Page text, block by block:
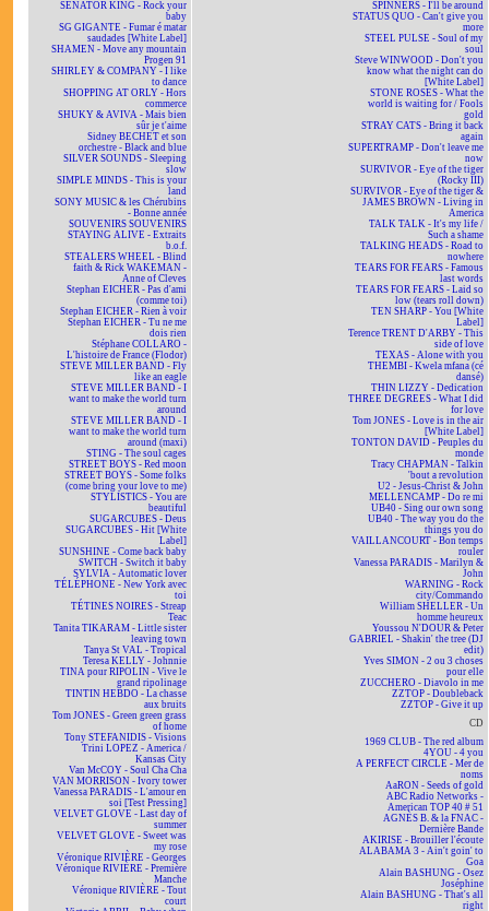
SENATOR KING - Rock your
baby
SG GIGANTE - Fumar é matar
saudades [White Label]
SHAMEN - Move any mountain
Progen 91
SHIRLEY & COMPANY - I like
to dance
SHOPPING AT ORLY - Hors
commerce
SHUKY & AVIVA - Mais bien
sûr je t'aime
Sidney BECHET et son
orchestre - Black and blue
SILVER SOUNDS - Sleeping
slow
SIMPLE MINDS - This is your
land
SONY MUSIC & les Chérubins
- Bonne année
SOUVENIRS SOUVENIRS
STAYING ALIVE - Extraits
b.o.f.
STEALERS WHEEL - Blind
faith & Rick WAKEMAN -
Anne of Cleves
Stephan EICHER - Pas d'ami
(comme toi)
Stephan EICHER - Rien à voir
Stephan EICHER - Tu ne me
dois rien
Stéphane COLLARO -
L'histoire de France (Flodor)
STEVE MILLER BAND - Fly
like an eagle
STEVE MILLER BAND - I
want to make the world turn
around
STEVE MILLER BAND - I
want to make the world turn
around (maxi)
STING - The soul cages
STREET BOYS - Red moon
STREET BOYS - Some folks
(come bring your love to me)
STYLISTICS - You are
beautiful
SUGARCUBES - Deus
SUGARCUBES - Hit [White
Label]
SUNSHINE - Come back baby
SWITCH - Switch it baby
SYLVIA - Automatic lover
TÉLÉPHONE - New York avec
toi
TÉTINES NOIRES - Streap
Teac
Tanita TIKARAM - Little sister
leaving town
Tanya St VAL - Tropical
Teresa KELLY - Johnnie
TINA pour RIPOLIN - Vive le
grand ripolinage
TINTIN HEBDO - La chasse
aux bruits
Tom JONES - Green green grass
of home
Tony STEFANIDIS - Visions
Trini LOPEZ - America /
Kansas City
Van McCOY - Soul Cha Cha
VAN MORRISON - Ivory tower
Vanessa PARADIS - L'amour en
soi [Test Pressing]
VELVET GLOVE - Last day of
summer
VELVET GLOVE - Sweet was
my rose
Véronique RIVIÈRE - Georges
Véronique RIVIÈRE - Première
Manche
Véronique RIVIÈRE - Tout
court
SPINNERS - I'll be around
STATUS QUO - Can't give you
more
STEEL PULSE - Soul of my
soul
Steve WINWOOD - Don't you
know what the night can do
[White Label]
STONE ROSES - What the
world is waiting for / Fools
gold
STRAY CATS - Bring it back
again
SUPERTRAMP - Don't leave me
now
SURVIVOR - Eye of the tiger
(Rocky III)
SURVIVOR - Eye of the tiger &
JAMES BROWN - Living in
America
TALK TALK - It's my life /
Such a shame
TALKING HEADS - Road to
nowhere
TEARS FOR FEARS - Famous
last words
TEARS FOR FEARS - Laid so
low (tears roll down)
TEN SHARP - You [White
Label]
Terence TRENT D'ARBY - This
side of love
TEXAS - Alone with you
THEMBI - Kwela mfana (cé
dansé)
THIN LIZZY - Dedication
THREE DEGREES - What I did
for love
Tom JONES - Love is in the air
[White Label]
TONTON DAVID - Peuples du
monde
Tracy CHAPMAN - Talkin
'bout a revolution
U2 - Jesus-Christ & John
MELLENCAMP - Do re mi
UB40 - Sing our own song
UB40 - The way you do the
things you do
VAILLANCOURT - Bon temps
rouler
Vanessa PARADIS - Marilyn &
John
WARNING - Rock
city/Commando
William SHELLER - Un
homme heureux
Youssou N'DOUR & Peter
GABRIEL - Shakin' the tree (DJ
edit)
Yves SIMON - 2 ou 3 choses
pour elle
ZUCCHERO - Diavolo in me
ZZTOP - Doubleback
ZZTOP - Give it up
CD
1969 CLUB - The red album
4YOU - 4 you
A PERFECT CIRCLE - Mer de
noms
AaRON - Seeds of gold
ABC Radio Networks -
American TOP 40 # 51
AGNÈS B. & la FNAC -
Dernière Bande
AKIRISE - Brouiller l'écoute
ALABAMA 3 - Ain't goin' to
Goa
Alain BASHUNG - Osez
Joséphine
Alain BASHUNG - That's all
right